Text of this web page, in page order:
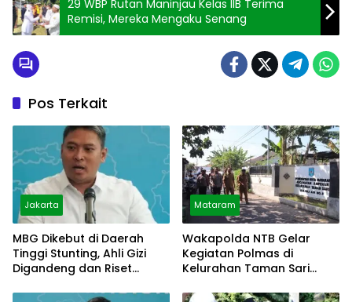
29 WBP Rutan Maninjau Kelas IIB Terima
Remisi, Mereka Mengaku Senang
Pos Terkait
Jakarta
MBG Dikebut di Daerah
Tinggi Stunting, Ahli Gizi
Digandeng dan Riset
Mataram
Wakapolda NTB Gelar
Kegiatan Polmas di
Kelurahan Taman Sari